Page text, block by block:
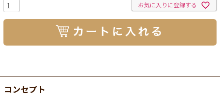
お気に入りに登録する
コンセプト